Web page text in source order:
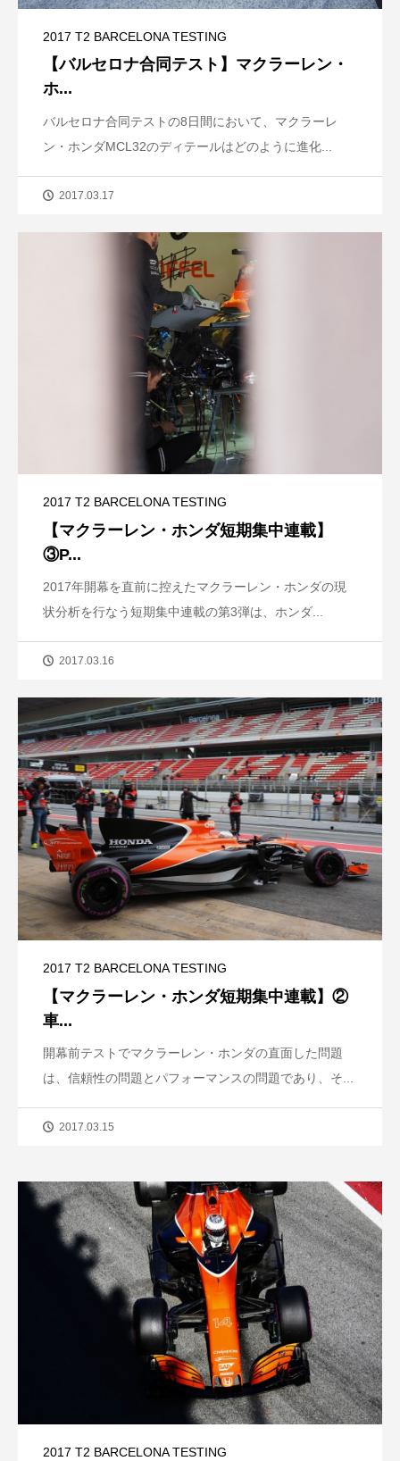
2017 T2 BARCELONA TESTING
【バルセロナ合同テスト】マクラーレン・
ホ...
バルセロナ合同テストの8日間において、マクラーレ
ン・ホンダMCL32のディテールはどのように進化...
2017.03.17
2017 T2 BARCELONA TESTING
【マクラーレン・ホンダ短期集中連載】
③P...
2017年開幕を直前に控えたマクラーレン・ホンダの現
状分析を行なう短期集中連載の第3弾は、ホンダ...
2017.03.16
2017 T2 BARCELONA TESTING
【マクラーレン・ホンダ短期集中連載】②
車...
開幕前テストでマクラーレン・ホンダの直面した問題
は、信頼性の問題とパフォーマンスの問題であり、そ...
2017.03.15
2017 T2 BARCELONA TESTING